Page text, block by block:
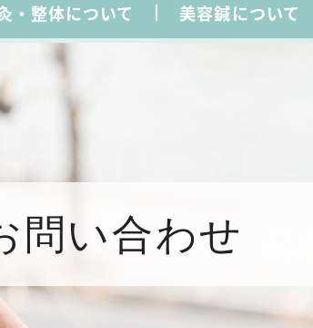
・整体について 美容鍼について
問い合わせ